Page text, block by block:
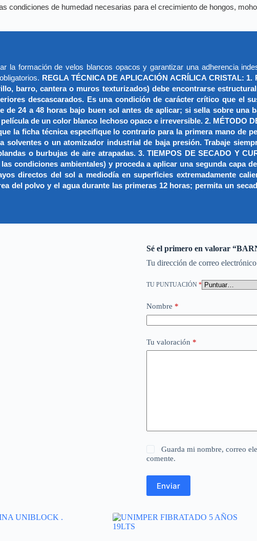
condiciones de humedad necesarias para el crecimiento de hongos,
la formación de velos blancos opacos y garantizar una adherencia
REGLA TÉCNICA DE APLICACIÓN ACRÍLICA CRISTAL:
barro, cantera o muros texturizados) debe encontrarse
descascarados. Es una condición de carácter crítico que el
de 24 a 48 horas bajo buen sol antes de aplicar; si sella sobre una
de un color blanco lechoso opaco e irreversible. 2. MÉTODO
la ficha técnica especifique lo contrario para la primera mano de
o un atomizador industrial de baja presión. Trabaje
o burbujas de aire atrapadas. 3. TIEMPOS DE SECADO Y
condiciones ambientales) y proceda a aplicar una segunda capa
directos del sol a mediodía en superficies extremadamente
del polvo y el agua durante las primeras 12 horas; permita un
Sé el primero en valorar
Tu dirección de correo
TU PUNTUACIÓN *
Nombre *
Tu valoración *
Guarda mi nombre, correo
comente.
Enviar